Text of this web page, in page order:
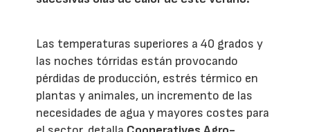
Las temperaturas superiores a 40 grados y
las noches tórridas están provocando
pérdidas de producción, estrés térmico en
plantas y animales, un incremento de las
necesidades de agua y mayores costes para